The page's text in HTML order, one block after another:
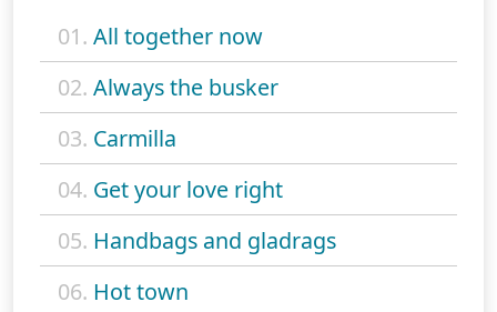
01. All together now
02. Always the busker
03. Carmilla
04. Get your love right
05. Handbags and gladrags
06. Hot town